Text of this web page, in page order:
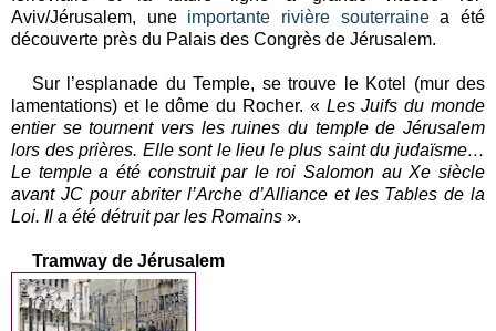
Aviv/Jérusalem, une importante rivière souterrainea été
découverte près du Palais des Congrès de Jérusalem.
Sur l’esplanade du Temple, se trouve le Kotel (mur des
lamentations) et le dôme du Rocher. « Les Juifs du monde
entier se tournent vers les ruines du temple de Jérusalem
lors des prières. Elle sont le lieu le plus saint du judaïsme…
Le temple a été construit par le roi Salomon au Xe siècle
avant JC pour abriter l’Arche d’Alliance et les Tables de la
Loi. Il a été détruit par les Romains ».
Tramway de Jérusalem